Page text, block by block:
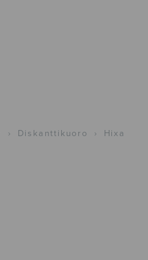
› Diskanttikuoro › Hixa